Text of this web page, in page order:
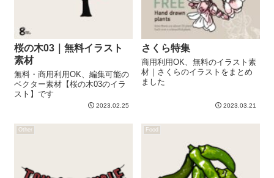
桜の木03｜無料イラスト
素材
無料・商用利用OK、編集可能の
ベクター素材【桜の木03のイラ
スト】です
2023.02.25
さくら特集
商用利用OK、無料のイラスト素
材｜さくらのイラストをまとめ
ました
2023.03.21
Other Food